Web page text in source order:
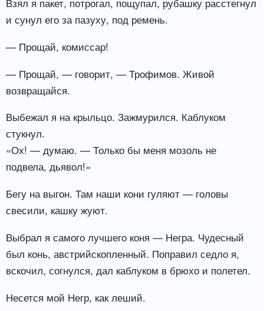
и сунул его за пазуху, под ремень.
— Прощай, комиссар!
— Прощай, — говорит, — Трофимов. Живой
возвращайся.
Выбежал я на крыльцо. Зажмурился. Каблуком
стукнул.
«Ох! — думаю. — Только бы меня мозоль не
подвела, дьявол!»
Бегу на выгон. Там наши кони гуляют — головы
свесили, кашку жуют.
Выбрал я самого лучшего коня — Негра. Чудесный
был конь, австрийскопленный. Поправил седло я,
вскочил, согнулся, дал каблуком в брюхо и полетел.
Несется мой Негр, как леший.